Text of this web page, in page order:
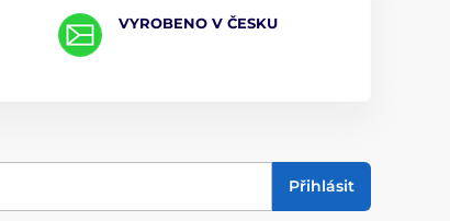
VYROBENO V ČESKU
Přihlásit